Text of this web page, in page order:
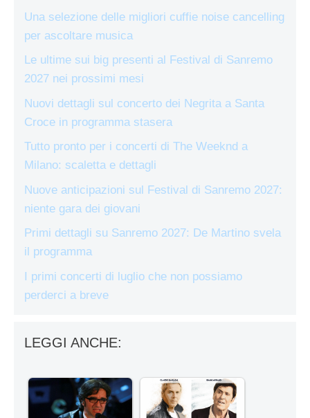
Una selezione delle migliori cuffie noise cancelling
per ascoltare musica
Le ultime sui big presenti al Festival di Sanremo
2027 nei prossimi mesi
Nuovi dettagli sul concerto dei Negrita a Santa
Croce in programma stasera
Tutto pronto per i concerti di The Weeknd a
Milano: scaletta e dettagli
Nuove anticipazioni sul Festival di Sanremo 2027:
niente gara dei giovani
Primi dettagli su Sanremo 2027: De Martino svela
il programma
I primi concerti di luglio che non possiamo
perderci a breve
LEGGI ANCHE: